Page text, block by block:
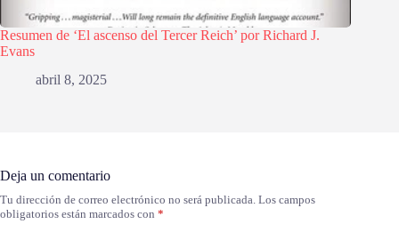
Resumen de ‘El ascenso del Tercer Reich’ por Richard J.
Evans
abril 8, 2025
Deja un comentario
Tu dirección de correo electrónico no será publicada. Los campos
obligatorios están marcados con *